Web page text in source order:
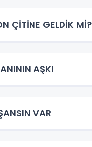
ÇİTİNE GELDİK Mİ?
AŞKI
VAR